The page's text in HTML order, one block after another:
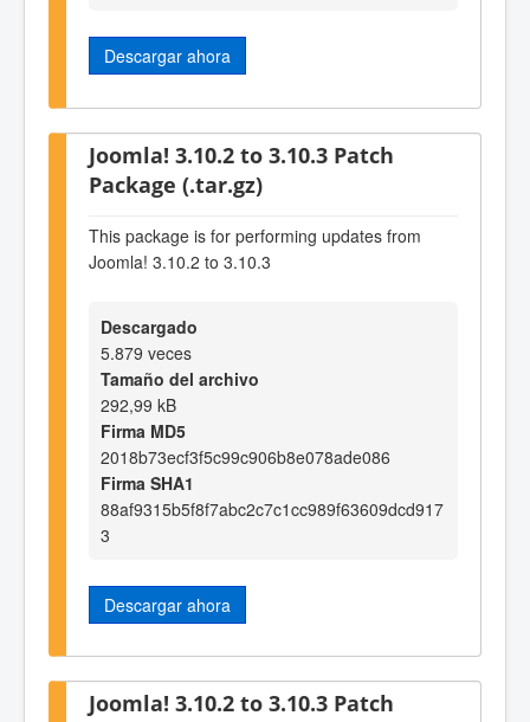
Descargar ahora
Joomla! 3.10.2 to 3.10.3 Patch
Package (.tar.gz)
This package is for performing updates from
Joomla! 3.10.2 to 3.10.3
Descargado
5.879 veces
Tamaño del archivo
292,99 kB
Firma MD5
2018b73ecf3f5c99c906b8e078ade086
Firma SHA1
88af9315b5f8f7abc2c7c1cc989f63609dcd917
3
Descargar ahora
Joomla! 3.10.2 to 3.10.3 Patch